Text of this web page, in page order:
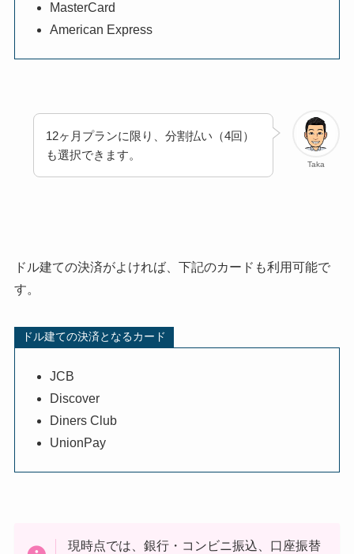
MasterCard
American Express
Taka
12ヶ月プランに限り、分割払い（4回）
も選択できます。
ドル建ての決済がよければ、下記のカードも利用可能で
す。
ドル建ての決済となるカード
JCB
Discover
Diners Club
UnionPay
現時点では、銀行・コンビニ振込、口座振替